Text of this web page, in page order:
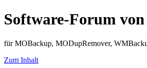
Software-Forum
für MOBackup, MODupRemover,
Zum Inhalt